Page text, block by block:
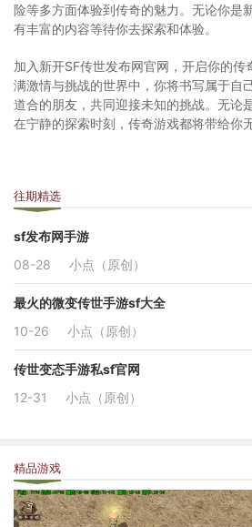
险等多方面体验到传奇的魅力。无论你是
有丰富的内容等待你去探索和体验。
加入新开SF传世发布网官网，开启你的传
满激情与挑战的世界中，你将书写属于自
道合的朋友，共同迎接未知的挑战。无论
在宁静的探索时刻，传奇游戏都将带给你
往期精选
sf发布网手游
08-28
小点（原创）
最火的微变传世手游sf大全
10-26
小点（原创）
传世变态手游私sf官网
12-31
小点（原创）
精品游戏